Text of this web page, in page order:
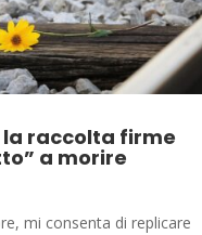
la raccolta firme
a morire
mi consenta di replicare